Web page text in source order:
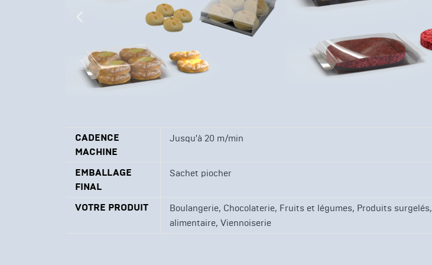
CADENCE
MACHINE
Jusqu'à 20 m/min
EMBALLAGE
FINAL
Sachet piocher
VOTRE PRODUIT Boulangerie, Chocolaterie, Fruits et légumes, Produits surgelés,
alimentaire, Viennoiserie